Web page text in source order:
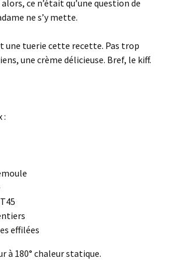
ce n’était qu’une question de
ne s’y mette.
une tuerie cette recette. Pas trop
une crème délicieuse. Bref, le kiff.
:
effilées
à 180° chaleur statique.